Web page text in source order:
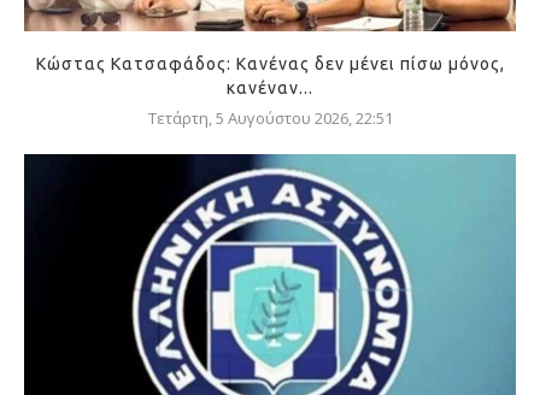
Κώστας Κατσαφάδος: Κανένας δεν μένει πίσω μόνος,
κανέναν...
Τετάρτη, 5 Αυγούστου 2026, 22:51